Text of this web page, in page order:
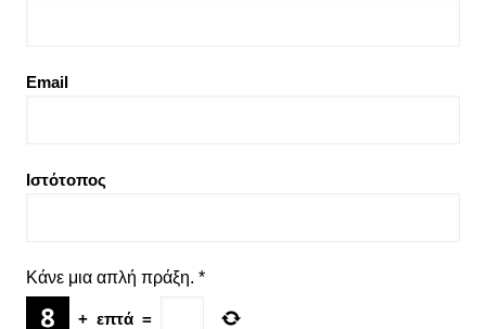
Email
Ιστότοπος
Κάνε μια απλή πράξη. *
+ επτά =